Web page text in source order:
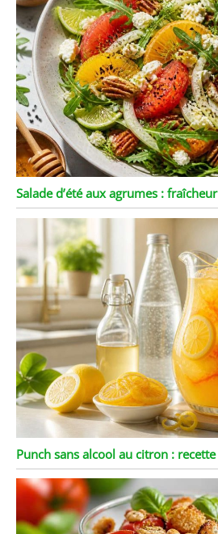
Salade d’été aux agrumes :
Punch sans alcool au citron :